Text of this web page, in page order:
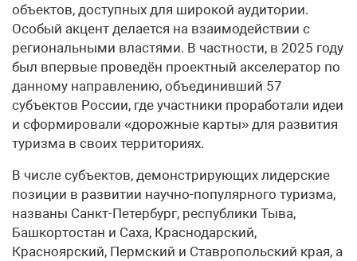
объектов, доступных для широкой аудитории.
Особый акцент делается на взаимодействии с
региональными властями. В частности, в 2025 году
был впервые проведён проектный акселератор по
данному направлению, объединивший 57
субъектов России, где участники проработали идеи
и сформировали «дорожные карты» для развития
туризма в своих территориях.
В числе субъектов, демонстрирующих лидерские
позиции в развитии научно-популярного туризма,
названы Санкт-Петербург, республики Тыва,
Башкортостан и Саха, Краснодарский,
Красноярский, Пермский и Ставропольский края, а